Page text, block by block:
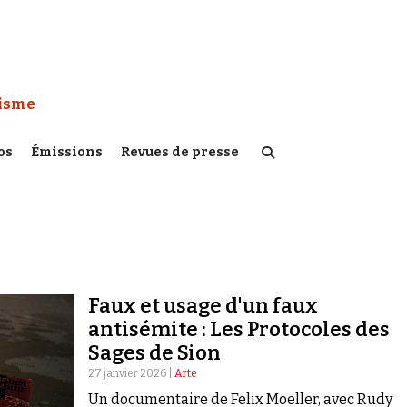
:
Émissions Revues de presse
Faux et usage d'un faux
antisémite : Les Protocoles des
Sages de Sion
27 janvier 2026 |Arte
Un documentaire de Felix Moeller, avec Rudy